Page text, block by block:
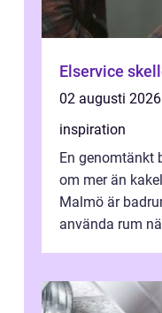
02 augusti 2026
inspiration
En genomtänkt
om mer än
Malmö är
använda rum